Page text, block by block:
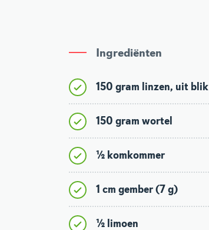
Ingrediënten
150 gram linzen, uit blik
150 gram wortel
½ komkommer
1 cm gember (7 g)
½ limoen